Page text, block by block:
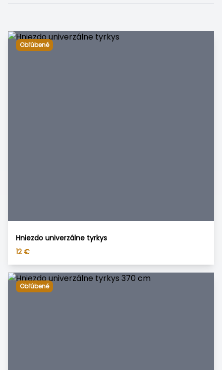
Obľúbené
Hniezdo univerzálne tyrkys
12 €
Obľúbené